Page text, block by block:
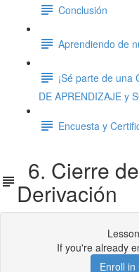
Conclusión
Aprendiendo de
¡Sé parte de una
DE APRENDIZAJE y
Encuesta y
6. Cierre
Derivación
If you're already
Enroll